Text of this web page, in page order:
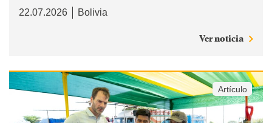
22.07.2026 Bolivia
Ver noticia
Artículo